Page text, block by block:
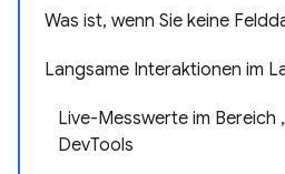
Was ist, wenn Sie keine
Langsame Interaktionen im
Live-Messwerte im Bereich
DevTools